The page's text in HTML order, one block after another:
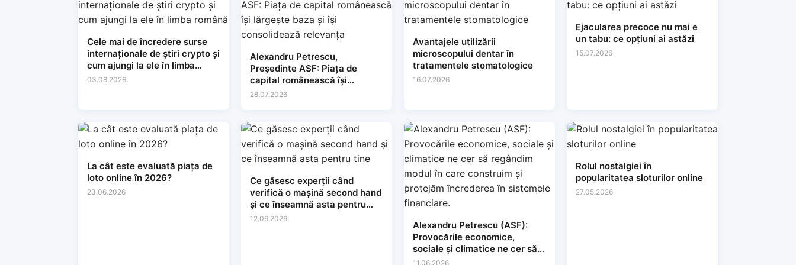
Cele mai de încredere surse
internaționale de știri crypto și
cum ajungi la ele în limba
română
03.08.2026
Alexandru Petrescu,
Președinte ASF: Piața de
capital românească își
lărgește baza și își
28.07.2026
Avantajele utilizării
microscopului dentar în
tratamentele stomatologice
16.07.2026
Ejacularea precoce nu mai e
un tabu: ce opțiuni ai astăzi
15.07.2026
La cât este evaluată piața de
loto online în 2026?
23.06.2026
Ce găsesc experții când
verifică o mașină second hand
și ce înseamnă asta pentru
tine
12.06.2026
Alexandru Petrescu (ASF):
Provocările economice,
sociale și climatice ne cer să
regândim modul în care
11.06.2026
Rolul nostalgiei în
popularitatea sloturilor online
27.05.2026